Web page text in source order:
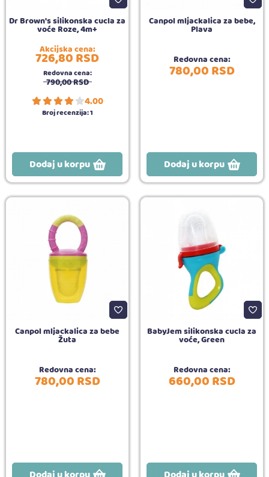
Dr Brown's silikonska cucla za
voće Roze, 4m+
Akcijska cena:
726,80RSD
Redovna cena:
790,00RSD
4.00
Broj recenzija:1
Dodaj u korpu
Canpol mljackalica za bebe,
Plava
Redovna cena:
780,00RSD
Dodaj u korpu
Canpol mljackalica za bebe
Žuta
Redovna cena:
780,00RSD
BabyJem silikonska cucla za
voće, Green
Redovna cena:
660,00RSD